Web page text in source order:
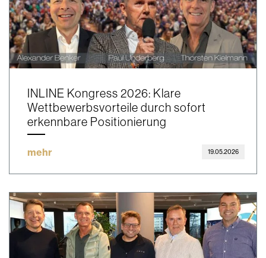
INLINE Kongress 2026: Klare
Wettbewerbsvorteile durch sofort
erkennbare Positionierung
mehr 19.05.2026